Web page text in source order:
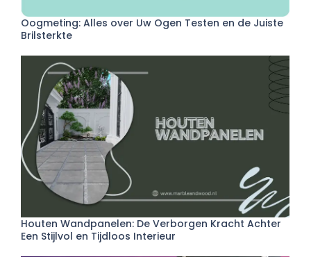
Oogmeting: Alles over Uw Ogen Testen en de Juiste
Brilsterkte
Houten Wandpanelen: De Verborgen Kracht Achter
Een Stijlvol en Tijdloos Interieur